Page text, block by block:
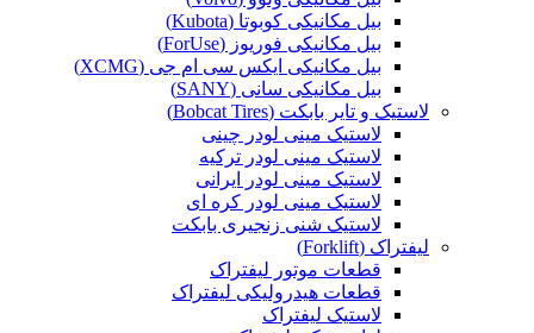
بیل مکانیکی کوبوتا (Kubota)
بیل مکانیکی فوریوز (ForUse)
بیل مکانیکی ایکس سی ام جی (XCMG)
بیل مکانیکی سانی (SANY)
لاستیک و تایر بابکت (Bobcat Tires)
لاستیک مینی لودر چینی
لاستیک مینی لودر ترکیه
لاستیک مینی لودر ایرانی
لاستیک مینی لودر کره ای
لاستیک شنی زنجیری بابکت
لیفتراک (Forklift)
قطعات موتور لیفتراک
قطعات هیدرولیکی لیفتراک
لاستیک لیفتراک